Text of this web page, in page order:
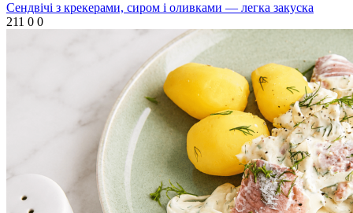
Сендвічі з крекерами, сиром і оливками — легка закуска
211 0 0